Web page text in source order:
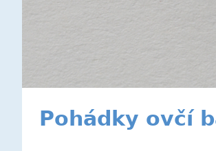
Pohádky ovčí